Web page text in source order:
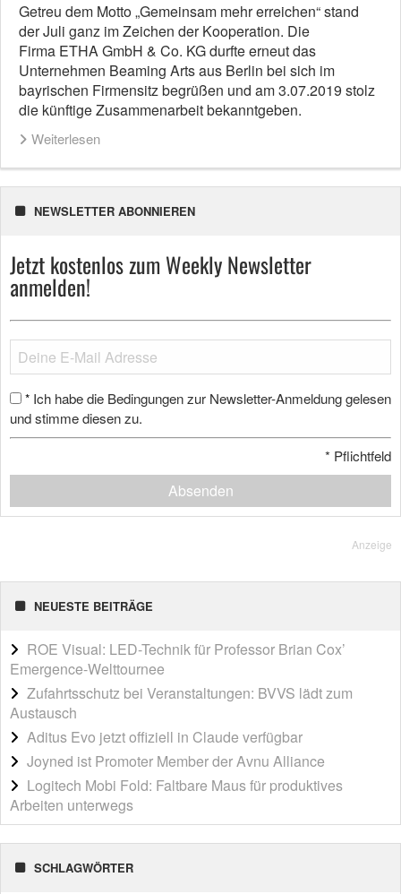
Getreu dem Motto „Gemeinsam mehr erreichen“ stand
der Juli ganz im Zeichen der Kooperation. Die
Firma ETHA GmbH & Co. KG durfte erneut das
Unternehmen Beaming Arts aus Berlin bei sich im
bayrischen Firmensitz begrüßen und am 3.07.2019 stolz
die künftige Zusammenarbeit bekanntgeben.
Weiterlesen
NEWSLETTER ABONNIEREN
Jetzt kostenlos zum Weekly Newsletter
anmelden!
* Ich habe die Bedingungen zur Newsletter-Anmeldung gelesen
und stimme diesen zu.
* Pflichtfeld
Absenden
Anzeige
NEUESTE BEITRÄGE
ROE Visual: LED-Technik für Professor Brian Cox’
Emergence-Welttournee
Zufahrtsschutz bei Veranstaltungen: BVVS lädt zum
Austausch
Aditus Evo jetzt offiziell in Claude verfügbar
Joyned ist Promoter Member der Avnu Alliance
Logitech Mobi Fold: Faltbare Maus für produktives
Arbeiten unterwegs
SCHLAGWÖRTER